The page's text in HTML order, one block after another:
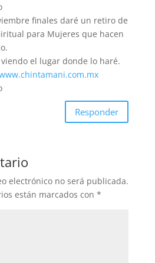
finales daré un retiro de
para Mujeres que hacen
el lugar donde lo haré.
Responder
electrónico no será publicada.
están marcados con *